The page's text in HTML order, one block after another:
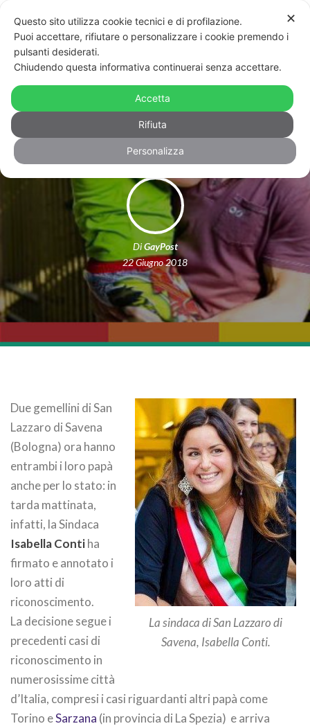
Un nuovo riconoscimento di bimbi
arcobaleno in provincia di Bologna
DiGayPost
22 Giugno 2018
La sindaca di San Lazzaro di
Savena, Isabella Conti.
Due gemellini di San
Lazzaro di Savena
(Bologna) ora hanno
entrambi i loro papà
anche per lo stato: in
tarda mattinata,
infatti, la Sindaca
Isabella Contiha
firmato e annotato i
loro atti di
riconoscimento.
La decisione segue i
precedenti casi di
riconoscimento in
numerosissime città
d’Italia, compresi i casi riguardanti altri papà come
Torino eSarzana (in provincia di La Spezia) e arriva
✕
Questo sito utilizza cookie tecnici e di profilazione.
Puoi accettare, rifiutare o personalizzare i cookie premendo i
pulsanti desiderati.
Chiudendo questa informativa continuerai senza accettare.
Accetta
Rifiuta
Personalizza